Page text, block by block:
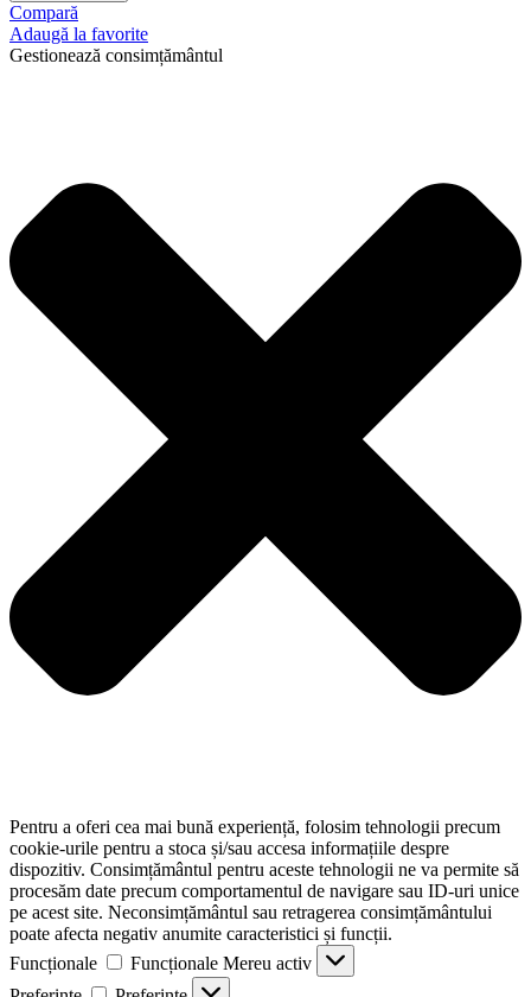
Compară
Adaugă la favorite
Gestionează consimțământul
Pentru a oferi cea mai bună experiență, folosim tehnologii precum
cookie-urile pentru a stoca și/sau accesa informațiile despre
dispozitiv. Consimțământul pentru aceste tehnologii ne va permite să
procesăm date precum comportamentul de navigare sau ID-uri unice
pe acest site. Neconsimțământul sau retragerea consimțământului
poate afecta negativ anumite caracteristici și funcții.
Funcționale
Funcționale Mereu activ